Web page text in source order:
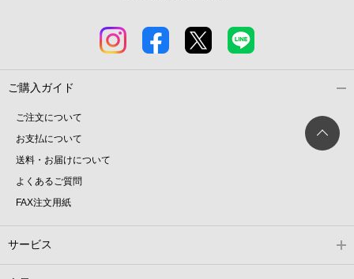
ご購入ガイド
ご注文について
お支払について
送料・お届けについて
よくあるご質問
FAX注文用紙
サービス